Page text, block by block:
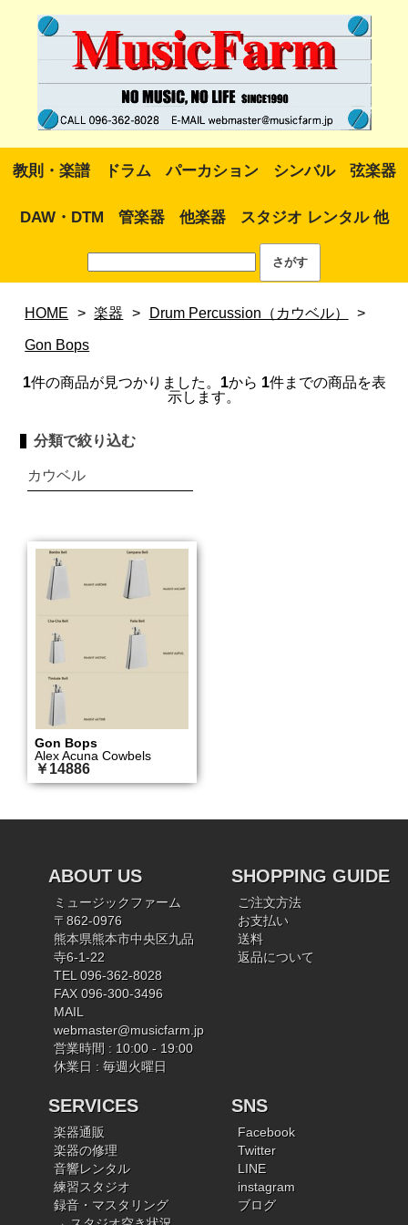
教則・楽譜 ドラム パーカション シンバル 弦楽器
DAW・DTM 管楽器 他楽器 スタジオ レンタル 他
HOME > 楽器 > Drum Percussion（カウベル） >
Gon Bops
1件の商品が見つかりました。 1から 1件までの商品を表
示します。
分類で絞り込む
カウベル
Gon Bops
Alex Acuna Cowbels
￥14886
ABOUT US
ミュージックファーム
〒862-0976
熊本県熊本市中央区九品
寺6-1-22
TEL 096-362-8028
FAX 096-300-3496
MAIL
webmaster@musicfarm.jp
営業時間 : 10:00 - 19:00
休業日 : 毎週火曜日
SHOPPING GUIDE
ご注文方法
お支払い
送料
返品について
SERVICES
楽器通販
楽器の修理
音響レンタル
練習スタジオ
録音・マスタリング
SNS
Facebook
Twitter
LINE
instagram
ブログ